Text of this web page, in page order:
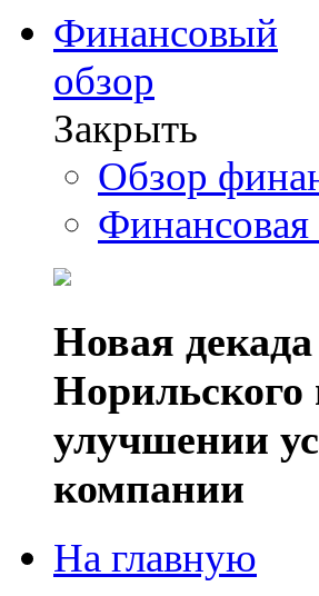
Финансовый
обзор
Закрыть
Обзор
Новая
улучшении
компании
На главную